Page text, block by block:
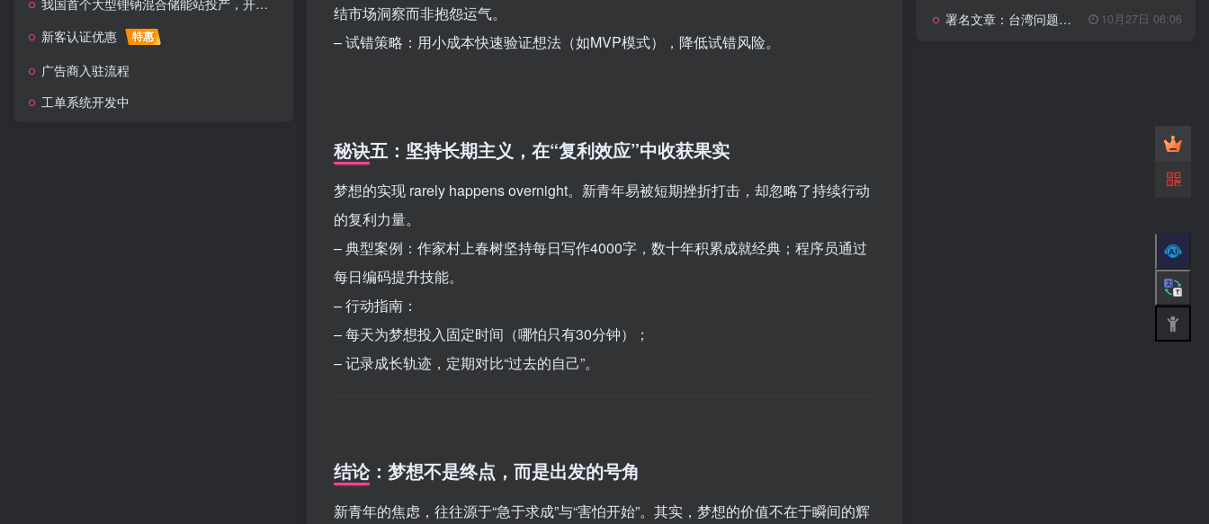
我国首个大型锂钠混合储能站投产，开启储能新时代
新客认证优惠
特惠
广告商入驻流程
工单系统开发中
结市场洞察而非抱怨运气。
– 试错策略：用小成本快速验证想法（如MVP模式），降低试错风险。
秘诀五：坚持长期主义，在“复利效应”中收获果实
梦想的实现 rarely happens overnight。新青年易被短期挫折打击，却忽略了持续行动
的复利力量。
– 典型案例：作家村上春树坚持每日写作4000字，数十年积累成就经典；程序员通过
每日编码提升技能。
– 行动指南：
– 每天为梦想投入固定时间（哪怕只有30分钟）；
– 记录成长轨迹，定期对比“过去的自己”。
结论：梦想不是终点，而是出发的号角
新青年的焦虑，往往源于“急于求成”与“害怕开始”。其实，梦想的价值不在于瞬间的辉
署名文章：台湾问题的由来和性质 10月27日 06:06
国安之盾，护航“十五五”新征程 4月13日 13:18
11月20日 06:24